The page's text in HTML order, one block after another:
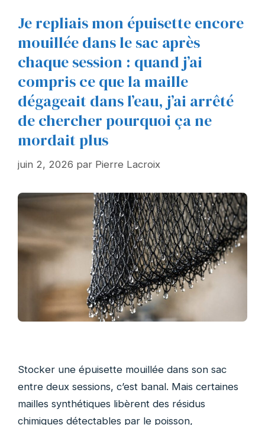
Je repliais mon épuisette encore
mouillée dans le sac après
chaque session : quand j’ai
compris ce que la maille
dégageait dans l’eau, j’ai arrêté
de chercher pourquoi ça ne
mordait plus
juin 2, 2026 par Pierre Lacroix
Stocker une épuisette mouillée dans son sac
entre deux sessions, c’est banal. Mais certaines
mailles synthétiques libèrent des résidus
chimiques détectables par le poisson,